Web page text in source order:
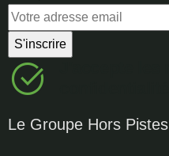
Le Groupe Hors Pistes